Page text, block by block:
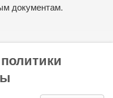
документам.